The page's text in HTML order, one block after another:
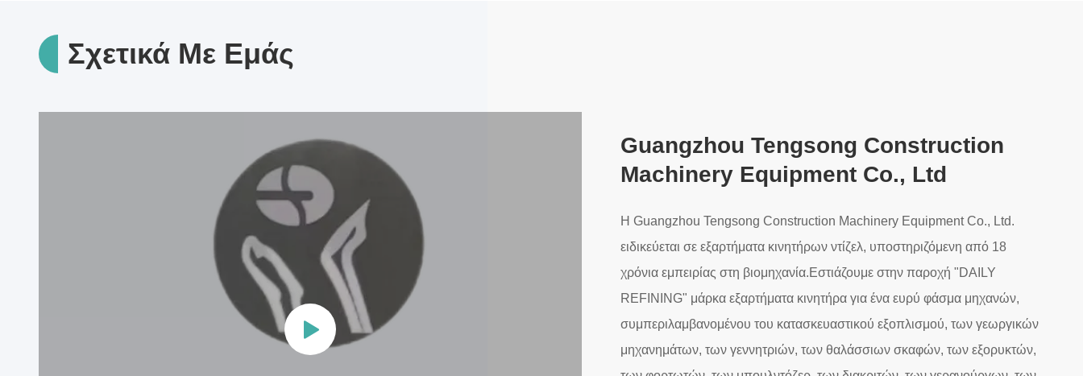
Σχετικά Με Εμάς
Guangzhou Tengsong Construction
Machinery Equipment Co., Ltd
Η Guangzhou Tengsong Construction Machinery Equipment Co., Ltd.
ειδικεύεται σε εξαρτήματα κινητήρων ντίζελ, υποστηριζόμενη από 18
χρόνια εμπειρίας στη βιομηχανία.Εστιάζουμε στην παροχή "DAILY
REFINING" μάρκα εξαρτήματα κινητήρα για ένα ευρύ φάσμα μηχανών,
συμπεριλαμβανομένου του κατασκευαστικού εξοπλισμού, των γεωργικών
μηχανημάτων, των γεννητριών, των θαλάσσιων σκαφών, των εξορυκτών,